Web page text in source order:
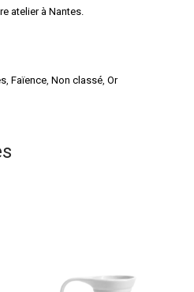
atelier à Nantes.
Faïence Non classé Or